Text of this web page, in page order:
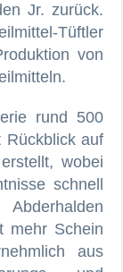
Jr. zurück.
Tüftler
von
rund 500
Rückblick auf
wobei
schnell
mehr Schein
aus